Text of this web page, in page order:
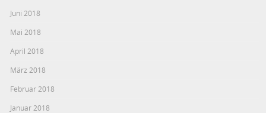
Juni 2018
Mai 2018
April 2018
März 2018
Februar 2018
Januar 2018